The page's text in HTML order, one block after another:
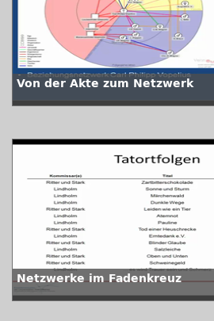
Von der Akte zum Netzwerk
Netzwerke im Fadenkreuz